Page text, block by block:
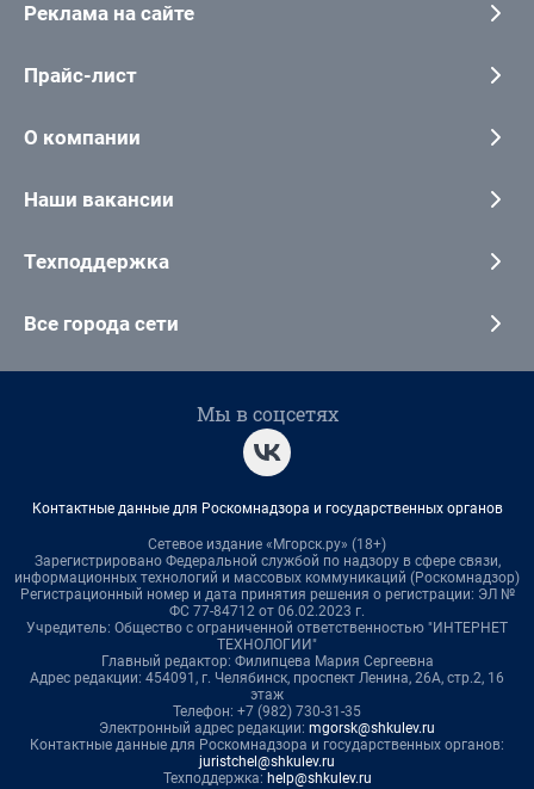
Реклама на сайте
Прайс-лист
О компании
Наши вакансии
Техподдержка
Все города сети
Мы в соцсетях
Контактные данные для Роскомнадзора и государственных органов
Сетевое издание «Мгорск.ру» (18+)
Зарегистрировано Федеральной службой по надзору в сфере связи,
информационных технологий и массовых коммуникаций (Роскомнадзор)
Регистрационный номер и дата принятия решения о регистрации: ЭЛ №
ФС 77-84712 от 06.02.2023 г.
Учредитель: Общество с ограниченной ответственностью "ИНТЕРНЕТ
ТЕХНОЛОГИИ"
Главный редактор: Филипцева Мария Сергеевна
Адрес редакции: 454091, г. Челябинск, проспект Ленина, 26А, стр.2, 16
этаж
Телефон: +7 (982) 730-31-35
Электронный адрес редакции: mgorsk@shkulev.ru
Контактные данные для Роскомнадзора и государственных органов:
juristchel@shkulev.ru
Техподдержка: help@shkulev.ru